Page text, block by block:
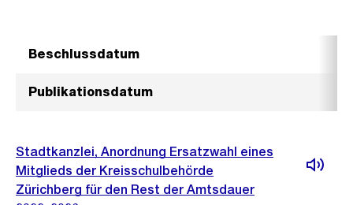
Beschlussdatum
Publikationsdatum
Stadtkanzlei, Anordnung Ersatzwahl eines
Mitglieds der Kreisschulbehörde
Zürichberg für den Rest der Amtsdauer